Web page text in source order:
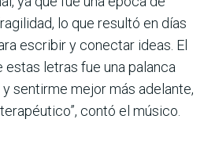
lo que resultó en días
escribir y conectar ideas. El
letras fue una palanca
sentirme mejor más adelante,
contó el músico.